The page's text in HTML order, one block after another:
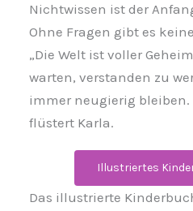
Nichtwissen ist der
Ohne Fragen gibt es
„Die Welt ist voller
warten, verstanden zu
immer neugierig bleiben.
flüstert Karla.
Illustriertes
Das illustrierte